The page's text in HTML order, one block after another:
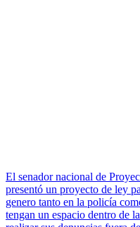
El senador nacional de
presentó un proyecto de ley
genero tanto en la policía
tengan un espacio dentro de